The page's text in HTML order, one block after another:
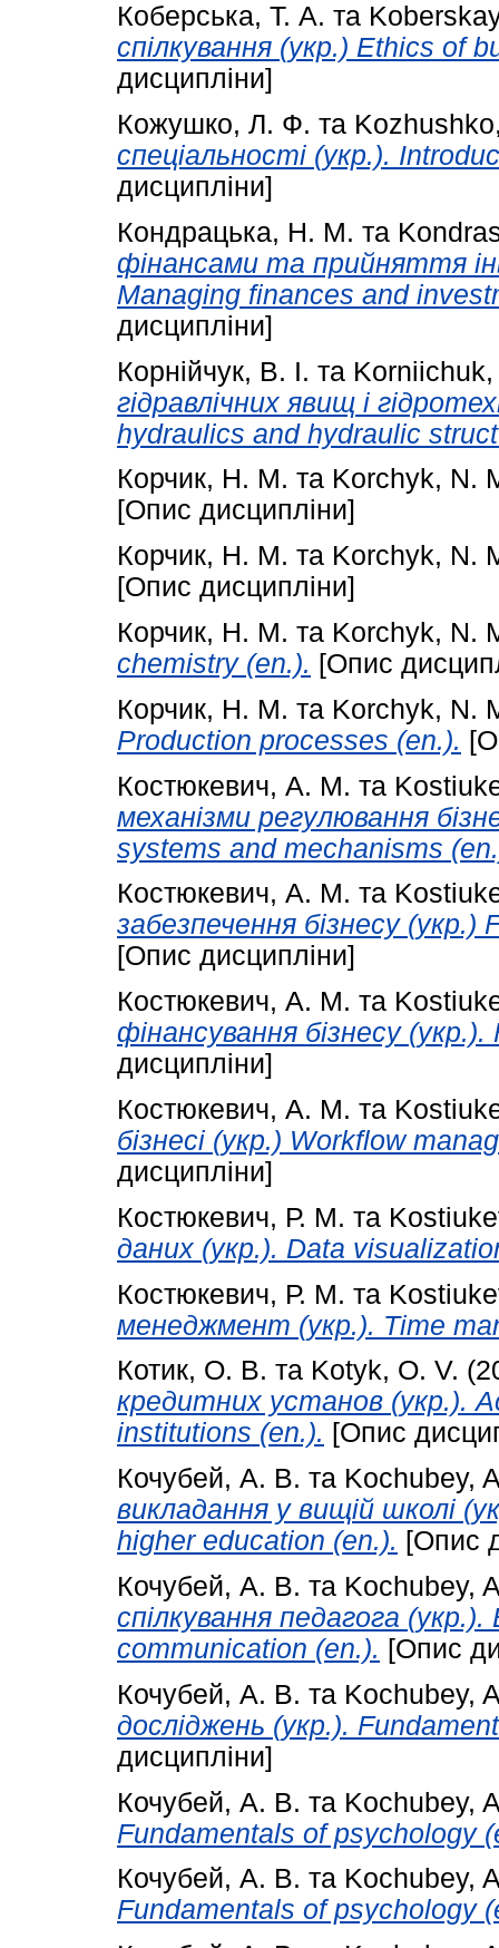
Коберська, Т. А. та
спілкування (укр.) Ethics of
дисципліни]
Кожушко, Л. Ф. та
спеціальності (укр.).
дисципліни]
Кондрацька, Н. М. та
фінансами та прийняття
Managing finances and
дисципліни]
Корнійчук, В. І. та Korniichuk,
гідравлічних явищ і
hydraulics and hydraulic
Корчик, Н. М. та Korchyk, N.
[Опис дисципліни]
Корчик, Н. М. та Korchyk, N.
[Опис дисципліни]
Корчик, Н. М. та Korchyk, N.
chemistry (en.). [Опис
Корчик, Н. М. та Korchyk, N.
Production processes (en.).
Костюкевич, А. М. та
механізми регулювання
systems and mechanisms
Костюкевич, А. М. та
забезпечення бізнесу
[Опис дисципліни]
Костюкевич, А. М. та
фінансування бізнесу
дисципліни]
Костюкевич, А. М. та
бізнесі (укр.) Workflow
дисципліни]
Костюкевич, Р. М. та
даних (укр.). Data
Костюкевич, Р. М. та
менеджмент (укр.). Time
Котик, О. В. та Kotyk, O. V.
кредитних установ (укр.).
institutions (en.). [Опис
Кочубей, А. В. та Kochubey,
викладання у вищій школі
higher education (en.). [Опис
Кочубей, А. В. та Kochubey,
спілкування педагога
communication (en.). [Опис
Кочубей, А. В. та Kochubey,
досліджень (укр.).
дисципліни]
Кочубей, А. В. та Kochubey,
Fundamentals of psychology
Кочубей, А. В. та Kochubey,
Fundamentals of psychology